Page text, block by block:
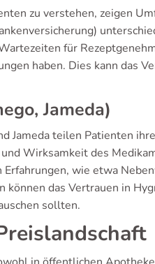
zu verstehen, zeigen
für
haben. Dies kann das
Jameda)
Jameda teilen Patienten
Wirksamkeit des
Erfahrungen, wie etwa
können das Vertrauen in
sollten.